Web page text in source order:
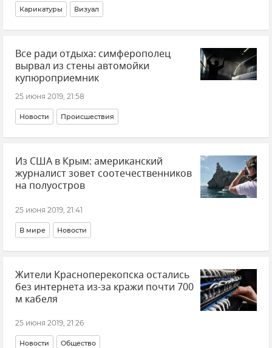
Карикатуры Визуал
Все ради отдыха: симферополец
вырвал из стены автомойки
купюроприемник
25 июня 2019, 21:58
Новости Происшествия
Из США в Крым: американский
журналист зовет соотечественников
на полуостров
25 июня 2019, 21:41
В мире Новости
Жители Красноперекопска остались
без интернета из-за кражи почти 700
м кабеля
25 июня 2019, 21:26
Новости Общество